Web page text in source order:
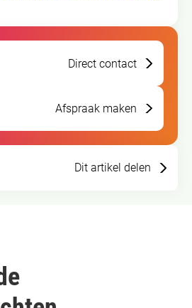
Direct contact
Afspraak maken
Dit artikel delen